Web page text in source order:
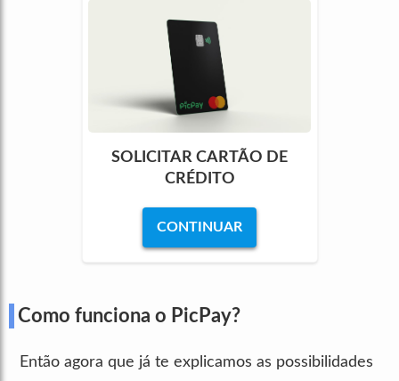
SOLICITAR CARTÃO DE
CRÉDITO
CONTINUAR
Como funciona o PicPay?
Então agora que já te explicamos as possibilidades